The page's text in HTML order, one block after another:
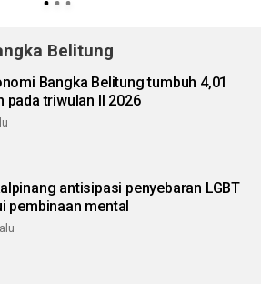
Belitung
Bangka Belitung tumbuh 4,01
pada triwulan II 2026
antisipasi penyebaran LGBT
pembinaan mental